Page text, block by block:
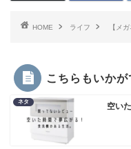
HOME ライフ 【メ
こちらもいかが
ネタ 空い